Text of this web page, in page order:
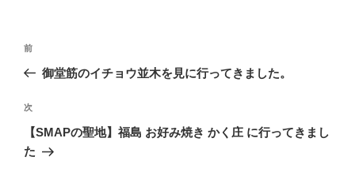
投
ナ
ビ
ゲ
ー
前
の
稿
前
御堂筋のイチョウ並木を見に行ってきました。
次
の
投
次
【SMAPの聖地】福島 お好み焼き かく庄 に行ってきまし
た